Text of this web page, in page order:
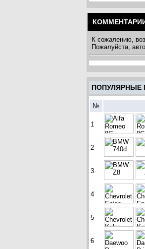
К сожалению,
Пожалуйста,
ПОПУЛЯРНЫЕ
№
1
2
3
4
5
6